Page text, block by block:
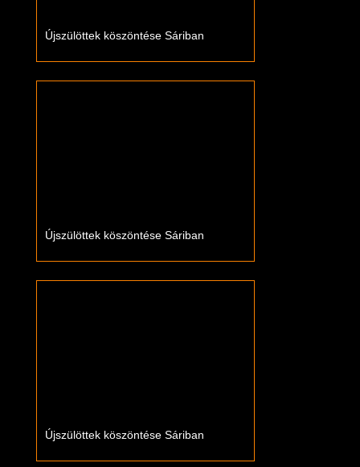
Újszülöttek köszöntése Sáriban
Újszülöttek köszöntése Sáriban
Újszülöttek köszöntése Sáriban